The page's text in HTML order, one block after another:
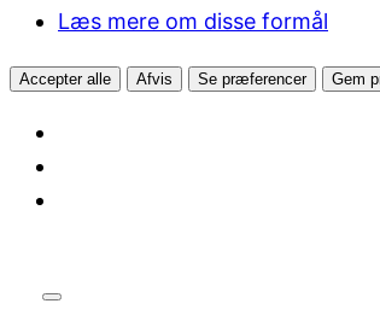
Læs mere om disse formål
Accepter alle Afvis Se præferencer Gem